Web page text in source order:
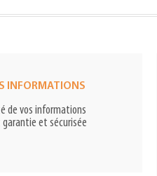
INFORMATIONS
de vos informations
et sécurisée